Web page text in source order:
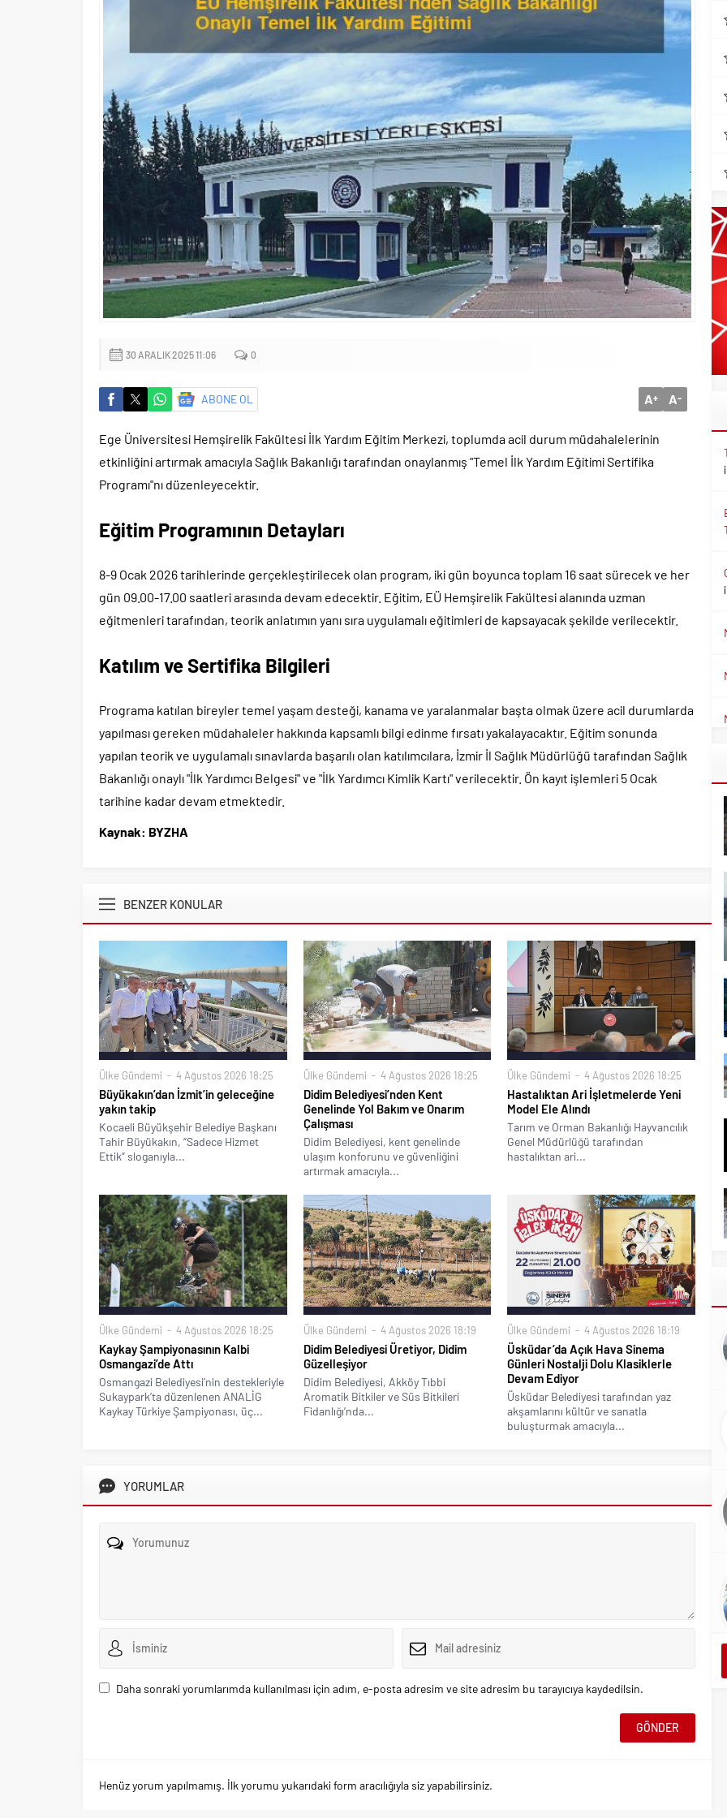
30 ARALIK 2025 11:06 0
ABONE OL A+ A-
Ege Üniversitesi Hemşirelik Fakültesi İlk Yardım Eğitim Merkezi, toplumda acil durum müdahalelerinin
etkinliğini artırmak amacıyla Sağlık Bakanlığı tarafından onaylanmış "Temel İlk Yardım Eğitimi Sertifika
Programı"nı düzenleyecektir.
Eğitim Programının Detayları
8-9 Ocak 2026 tarihlerinde gerçekleştirilecek olan program, iki gün boyunca toplam 16 saat sürecek ve her
gün 09.00-17.00 saatleri arasında devam edecektir. Eğitim, EÜ Hemşirelik Fakültesi alanında uzman
eğitmenleri tarafından, teorik anlatımın yanı sıra uygulamalı eğitimleri de kapsayacak şekilde verilecektir.
Katılım ve Sertifika Bilgileri
Programa katılan bireyler temel yaşam desteği, kanama ve yaralanmalar başta olmak üzere acil durumlarda
yapılması gereken müdahaleler hakkında kapsamlı bilgi edinme fırsatı yakalayacaktır. Eğitim sonunda
yapılan teorik ve uygulamalı sınavlarda başarılı olan katılımcılara, İzmir İl Sağlık Müdürlüğü tarafından Sağlık
Bakanlığı onaylı "İlk Yardımcı Belgesi" ve "İlk Yardımcı Kimlik Kartı" verilecektir. Ön kayıt işlemleri 5 Ocak
tarihine kadar devam etmektedir.
Kaynak: BYZHA
BENZER KONULAR
Ülke Gündemi 4 Ağustos 2026 18:25
Büyükakın’dan İzmit’in geleceğine
yakın takip
Kocaeli Büyükşehir Belediye Başkanı
Tahir Büyükakın, “Sadece Hizmet
Ettik” sloganıyla...
Ülke Gündemi 4 Ağustos 2026 18:25
Didim Belediyesi’nden Kent
Genelinde Yol Bakım ve Onarım
Çalışması
Didim Belediyesi, kent genelinde
ulaşım konforunu ve güvenliğini
artırmak amacıyla...
Ülke Gündemi 4 Ağustos 2026 18:25
Hastalıktan Ari İşletmelerde Yeni
Model Ele Alındı
Tarım ve Orman Bakanlığı Hayvancılık
Genel Müdürlüğü tarafından
hastalıktan ari...
Ülke Gündemi 4 Ağustos 2026 18:25
Kaykay Şampiyonasının Kalbi
Osmangazi’de Attı
Osmangazi Belediyesi’nin destekleriyle
Sukaypark’ta düzenlenen ANALİG
Kaykay Türkiye Şampiyonası, üç...
Ülke Gündemi 4 Ağustos 2026 18:19
Didim Belediyesi Üretiyor, Didim
Güzelleşiyor
Didim Belediyesi, Akköy Tıbbi
Aromatik Bitkiler ve Süs Bitkileri
Fidanlığı’nda...
Ülke Gündemi 4 Ağustos 2026 18:19
Üsküdar’da Açık Hava Sinema
Günleri Nostalji Dolu Klasiklerle
Devam Ediyor
Üsküdar Belediyesi tarafından yaz
akşamlarını kültür ve sanatla
buluşturmak amacıyla...
YORUMLAR
Daha sonraki yorumlarımda kullanılması için adım, e-posta adresim ve site adresim bu tarayıcıya kaydedilsin.
Henüz yorum yapılmamış. İlk yorumu yukarıdaki form aracılığıyla siz yapabilirsiniz.